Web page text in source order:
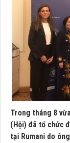
Trong tháng 8
(Hội) đã tổ chức
tại Rumani do